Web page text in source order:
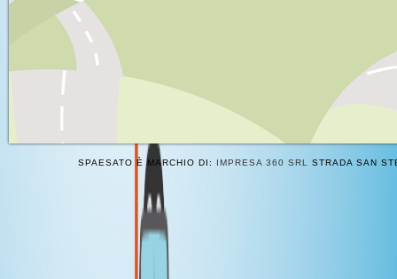
SPAESATO È MARCHIO DI: IMPRESA 360 SRL STRADA SAN